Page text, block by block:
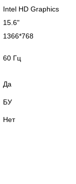
Intel HD Graphics
15.6"
1366*768
60 Гц
Да
БУ
Нет